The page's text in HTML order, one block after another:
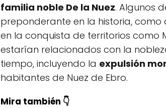
familia noble De la Nuez. Algunos
preponderante en la historia,
en la conquista de territorios como
estarían relacionados con la
tiempo, incluyendo la expulsión
habitantes de Nuez de Ebro.
Mira también 👇